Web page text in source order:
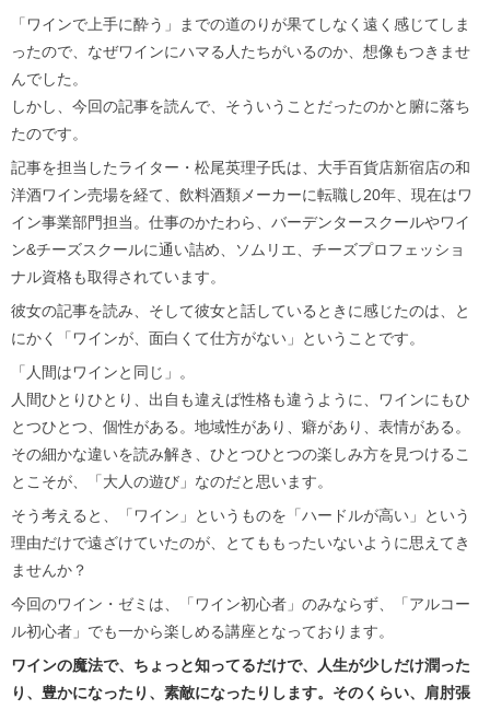
「ワインで上手に酔う」までの道のりが果てしなく遠く感じてしま
ったので、なぜワインにハマる人たちがいるのか、想像もつきませ
んでした。
しかし、今回の記事を読んで、そういうことだったのかと腑に落ち
たのです。
記事を担当したライター・松尾英理子氏は、大手百貨店新宿店の和
洋酒ワイン売場を経て、飲料酒類メーカーに転職し20年、現在はワ
イン事業部門担当。仕事のかたわら、バーデンタースクールやワイ
ン&チーズスクールに通い詰め、ソムリエ、チーズプロフェッショ
ナル資格も取得されています。
彼女の記事を読み、そして彼女と話しているときに感じたのは、と
にかく「ワインが、面白くて仕方がない」ということです。
「人間はワインと同じ」。
人間ひとりひとり、出自も違えば性格も違うように、ワインにもひ
とつひとつ、個性がある。地域性があり、癖があり、表情がある。
その細かな違いを読み解き、ひとつひとつの楽しみ方を見つけるこ
とこそが、「大人の遊び」なのだと思います。
そう考えると、「ワイン」というものを「ハードルが高い」という
理由だけで遠ざけていたのが、とてももったいないように思えてき
ませんか？
今回のワイン・ゼミは、「ワイン初心者」のみならず、「アルコー
ル初心者」でも一から楽しめる講座となっております。
ワインの魔法で、ちょっと知ってるだけで、人生が少しだけ潤った
り、豊かになったり、素敵になったりします。そのくらい、肩肘張